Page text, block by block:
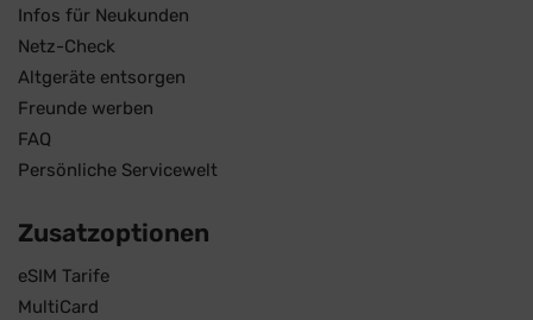
Infos für Neukunden
Netz-Check
Altgeräte entsorgen
Freunde werben
FAQ
Persönliche Servicewelt
Zusatzoptionen
eSIM Tarife
MultiCard